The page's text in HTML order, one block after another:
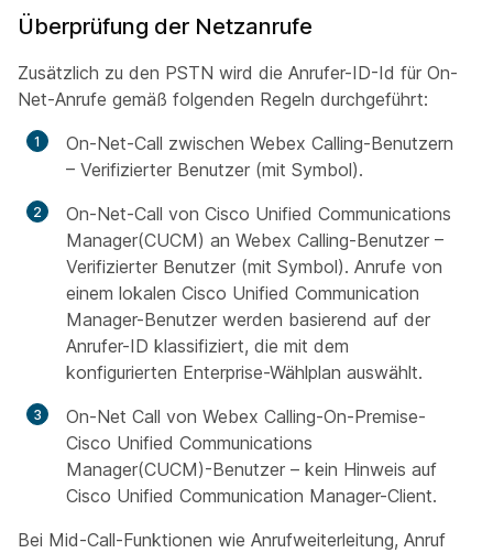
Überprüfung der Netzanrufe
Zusätzlich zu den PSTN wird die Anrufer-ID-Id für On-
Net-Anrufe gemäß folgenden Regeln durchgeführt:
On-Net-Call zwischen Webex Calling-Benutzern
– Verifizierter Benutzer (mit Symbol).
On-Net-Call von Cisco Unified Communications
Manager(CUCM) an Webex Calling-Benutzer –
Verifizierter Benutzer (mit Symbol). Anrufe von
einem lokalen Cisco Unified Communication
Manager-Benutzer werden basierend auf der
Anrufer-ID klassifiziert, die mit dem
konfigurierten Enterprise-Wählplan auswählt.
On-Net Call von Webex Calling-On-Premise-
Cisco Unified Communications
Manager(CUCM)-Benutzer – kein Hinweis auf
Cisco Unified Communication Manager-Client.
Bei Mid-Call-Funktionen wie Anrufweiterleitung, Anruf